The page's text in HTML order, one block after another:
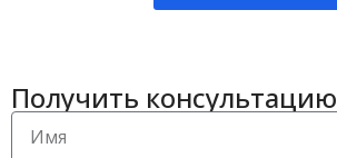
Получить консультацию